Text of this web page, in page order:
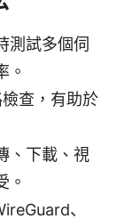
測試多個伺
。
查，有助於
、下載、視
。
、